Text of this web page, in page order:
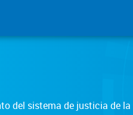
del sistema de justicia de la